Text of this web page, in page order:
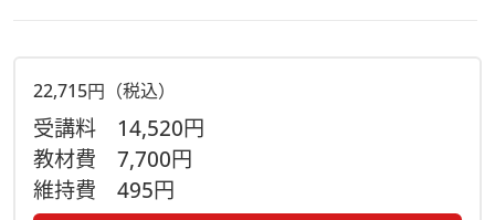
22,715円（税込）
受講料 14,520円
教材費 7,700円
維持費 495円